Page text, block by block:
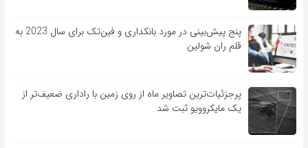
پنج پیش‌بینی در مورد بانکداری و فین‌تک برای سال 2023 به
قلم ران شولین
پرجزئیات‌ترین تصاویر ماه از روی زمین با راداری ضعیف‌تر از
یک مایکروویو ثبت شد